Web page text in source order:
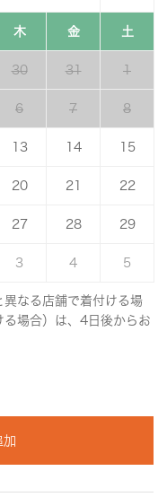
木 金 土
30 31 1
6 7 8
13 14 15
20 21 22
27 28 29
3 4 5
なる店舗で着付ける場
場合）は、4日後からお
加